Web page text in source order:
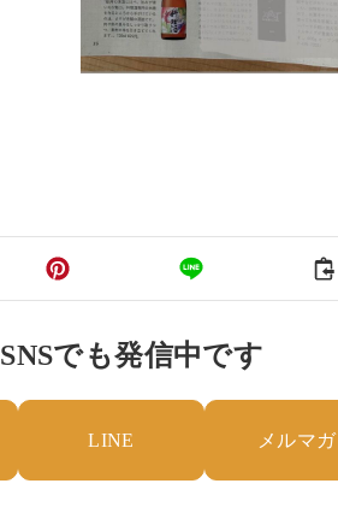
でも発信中です
LINE メルマガ